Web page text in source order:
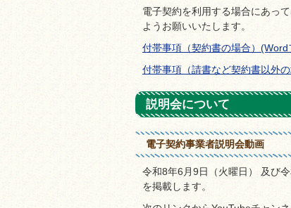
電子契約を利用する場合にあっ
ようお願いいたします。
付帯事項（契約書の場合）
付帯事項（請書など契約書以外
説明会について
電子契約事業者説明会動画
令和8年6月9日（火曜日） 及び
を掲載します。